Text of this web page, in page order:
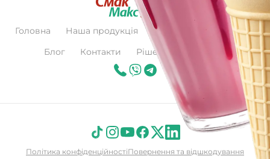
Головна Наша продукція Про нас
Сертифікат
Блог
Контакти Рішення для бізнесу
Політика конфіденційностіПовернення та відшкодування